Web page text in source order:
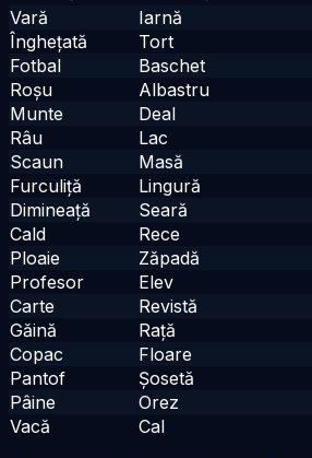
Vară
Iarnă
Înghețată
Tort
Fotbal
Baschet
Roșu
Albastru
Munte
Deal
Râu
Lac
Scaun
Masă
Furculiță
Lingură
Dimineață
Seară
Cald
Rece
Ploaie
Zăpadă
Profesor
Elev
Carte
Revistă
Găină
Rață
Copac
Floare
Pantof
Șosetă
Pâine
Orez
Vacă
Cal